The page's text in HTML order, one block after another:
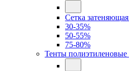
Сетка затеняющая
30-35%
50-55%
75-80%
Тенты полиэтиленовые